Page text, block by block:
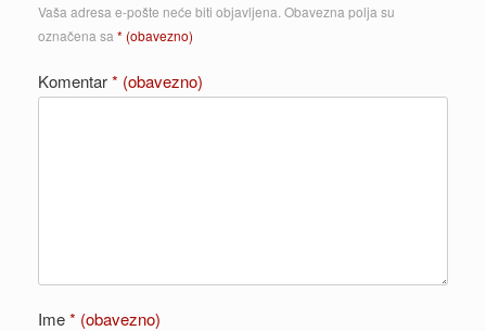
Vaša adresa e-pošte neće biti objavljena. Obavezna polja su
označena sa * (obavezno)
Komentar* (obavezno)
Ime* (obavezno)